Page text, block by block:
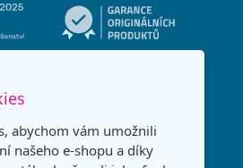
abychom vám umožnili
našeho e-shopu a díky